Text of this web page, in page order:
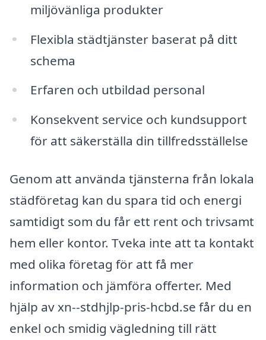
miljövänliga produkter
Flexibla städtjänster baserat på ditt
schema
Erfaren och utbildad personal
Konsekvent service och kundsupport
för att säkerställa din tillfredsställelse
Genom att använda tjänsterna från lokala
städföretag kan du spara tid och energi
samtidigt som du får ett rent och trivsamt
hem eller kontor. Tveka inte att ta kontakt
med olika företag för att få mer
information och jämföra offerter. Med
hjälp av xn--stdhjlp-pris-hcbd.se får du en
enkel och smidig vägledning till rätt